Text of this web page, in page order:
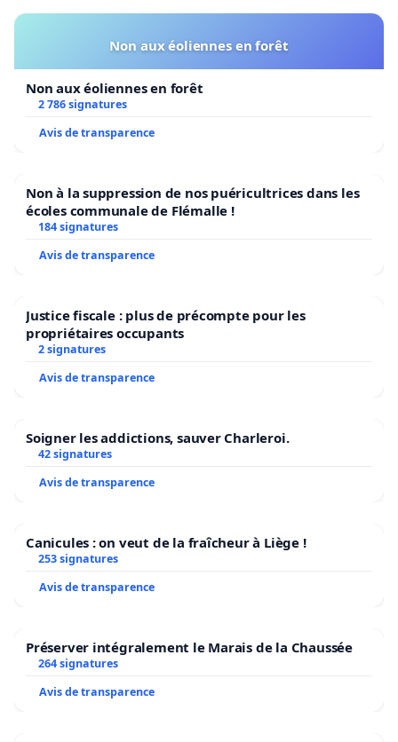
Non aux éoliennes en forêt
Non aux éoliennes en forêt
2 786 signatures
Avis de transparence
Non à la suppression de nos puéricultrices dans les
écoles communale de Flémalle !
184 signatures
Avis de transparence
Justice fiscale : plus de précompte pour les
propriétaires occupants
2 signatures
Avis de transparence
Soigner les addictions, sauver Charleroi.
42 signatures
Avis de transparence
Canicules : on veut de la fraîcheur à Liège !
253 signatures
Avis de transparence
Préserver intégralement le Marais de la Chaussée
264 signatures
Avis de transparence